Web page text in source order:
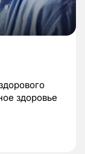
здоровье